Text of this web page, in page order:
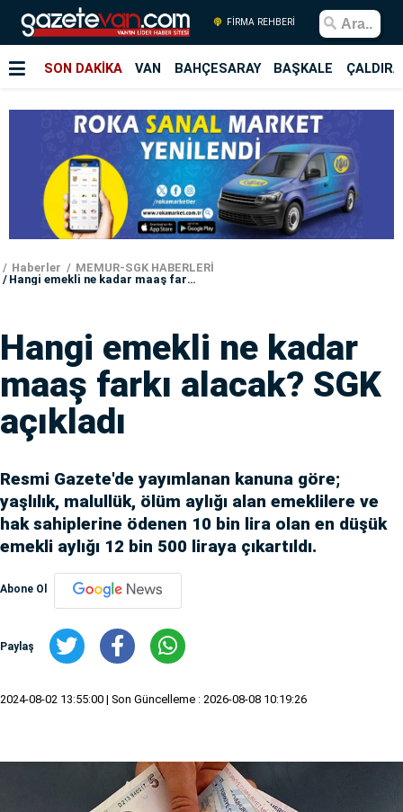
FİRMA REHBERİ
SON DAKİKA VAN BAHÇESARAY BAŞKALE
Haberler
MEMUR-SGK HABERLERİ
Hangi emekli ne kadar maaş farkı alacak? SGK açıkladı
Hangi emekli ne kadar
maaş farkı alacak? SGK
açıkladı
Resmi Gazete'de yayımlanan kanuna göre;
yaşlılık, malullük, ölüm aylığı alan emeklilere ve
hak sahiplerine ödenen 10 bin lira olan en düşük
emekli aylığı 12 bin 500 liraya çıkartıldı.
Abone Ol
Paylaş
2024-08-02 13:55:00 | Son Güncelleme : 2026-08-08 10:19:26